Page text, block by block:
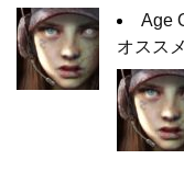
Age
オスス